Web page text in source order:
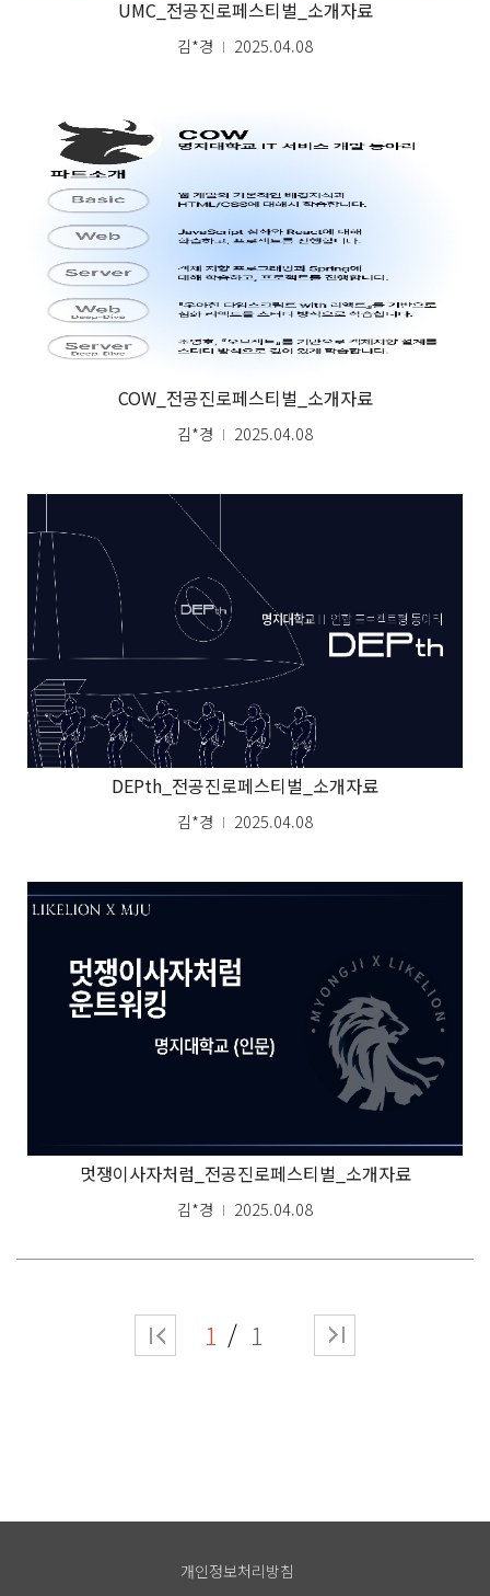
UMC_전공진로페스티벌_소개자료
김*경 2025.04.08
COW_전공진로페스티벌_소개자료
김*경 2025.04.08
DEPth_전공진로페스티벌_소개자료
김*경 2025.04.08
멋쟁이사자처럼_전공진로페스티벌_소개자료
김*경 2025.04.08
1 1
개인정보처리방침